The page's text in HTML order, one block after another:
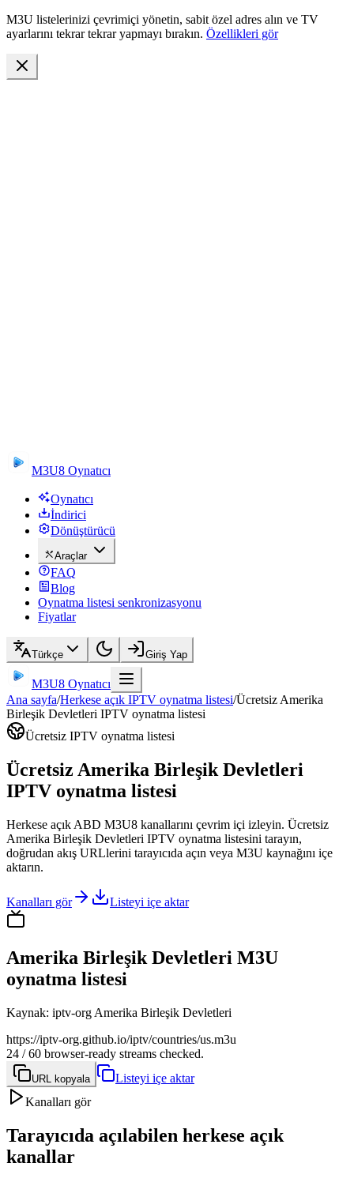
M3U listelerinizi çevrimiçi yönetin, sabit özel adres alın ve TV
ayarlarını tekrar tekrar yapmayı bırakın. Özellikleri gör
M3U8 Oynatıcı
Oynatıcı
İndirici
Dönüştürücü
Araçlar
FAQ
Blog
Oynatma listesi senkronizasyonu
Fiyatlar
Türkçe Giriş Yap
M3U8 Oynatıcı
Ana sayfa/Herkese açık IPTV oynatma listesi/Ücretsiz Amerika
Birleşik Devletleri IPTV oynatma listesi
Ücretsiz IPTV oynatma listesi
Ücretsiz Amerika Birleşik Devletleri
IPTV oynatma listesi
Herkese açık ABD M3U8 kanallarını çevrim içi izleyin. Ücretsiz
Amerika Birleşik Devletleri IPTV oynatma listesini tarayın,
doğrudan akış URLlerini tarayıcıda açın veya M3U kaynağını içe
aktarın.
Kanalları gör Listeyi içe aktar
Amerika Birleşik Devletleri M3U
oynatma listesi
Kaynak: iptv-org Amerika Birleşik Devletleri
https://iptv-org.github.io/iptv/countries/us.m3u
24 / 60 browser-ready streams checked.
URL kopyala
Listeyi içe aktar
Kanalları gör
Tarayıcıda açılabilen herkese açık
kanallar